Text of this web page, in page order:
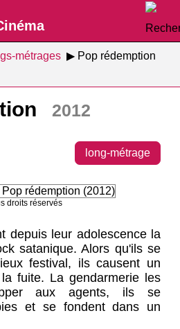
métrages
Pop rédemption
2012
long-métrage
droits réservés
depuis leur adolescence la
satanique. Alors qu'ils se
festival, ils causent un
fuite. La gendarmerie les
aux agents, ils se
et se fondent dans un